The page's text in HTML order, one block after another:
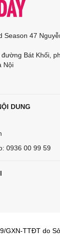
Season 47
Bát Khối,
Nội
DUNG
0936 00 99 59
GXN-TTĐT do